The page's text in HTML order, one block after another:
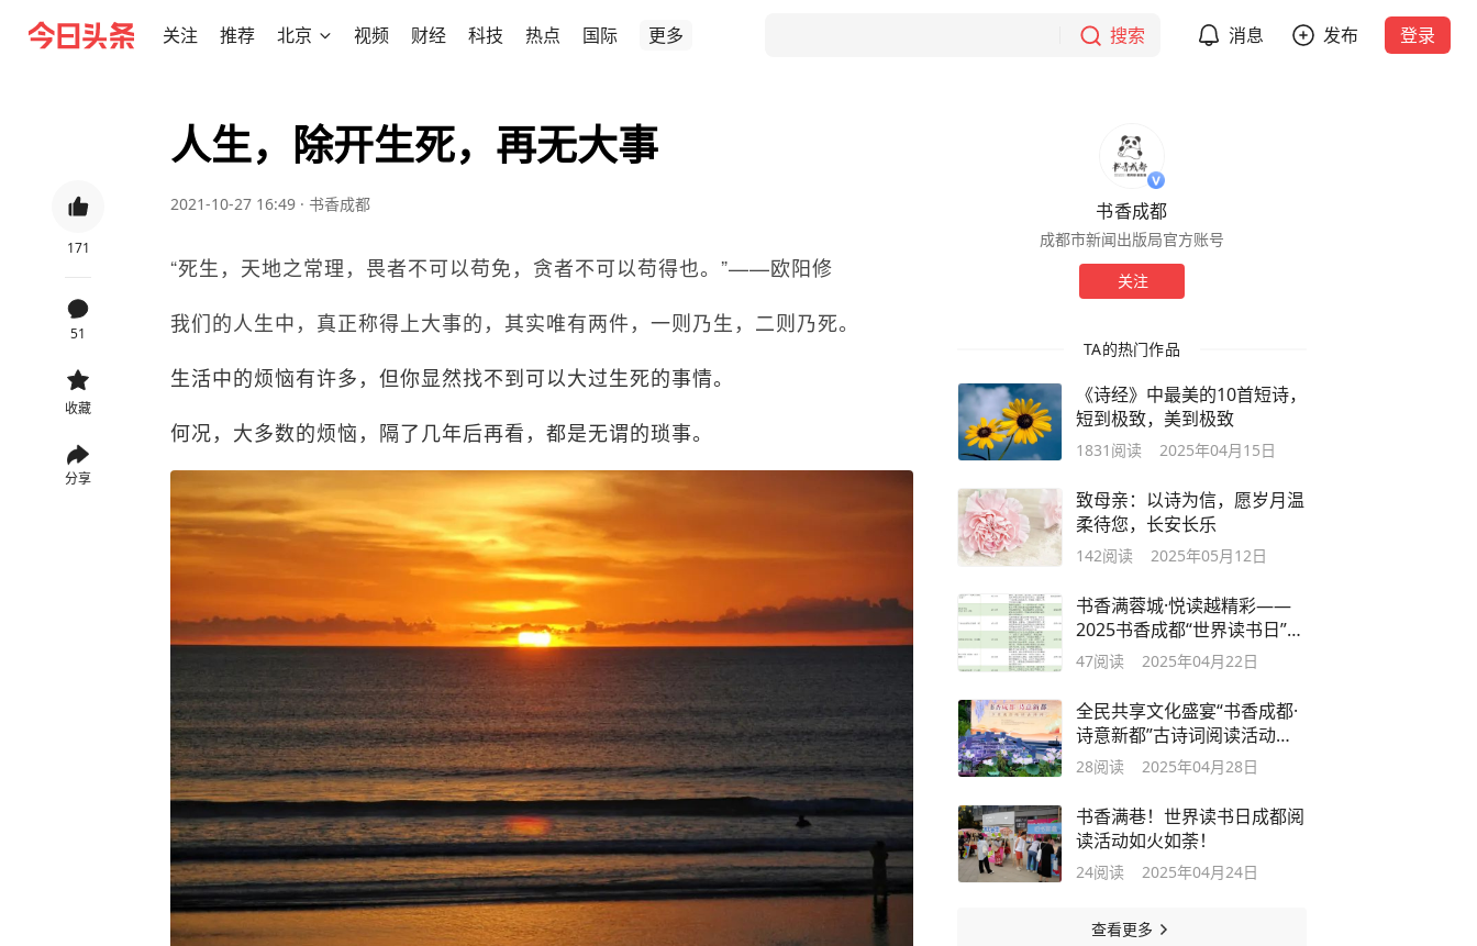
关注 推荐 北京 视频 财经 科技 热点 国际 更多 搜索 消息 发布 登录
171
51
收藏
分享
人生，除开生死，再无大事
2021-10-27 16:49 · 书香成都
“死生，天地之常理，畏者不可以苟免，贪者不可以苟得也。”——欧阳修
我们的人生中，真正称得上大事的，其实唯有两件，一则乃生，二则乃死。
生活中的烦恼有许多，但你显然找不到可以大过生死的事情。
何况，大多数的烦恼，隔了几年后再看，都是无谓的琐事。
书香成都
成都市新闻出版局官方账号
关注
TA的热门作品
《诗经》中最美的10首短诗，
短到极致，美到极致
1831 阅读 2025年04月15日
致母亲：以诗为信，愿岁月温
柔待您，长安长乐
142阅读 2025年05月12日
书香满蓉城·悦读越精彩——
2025书香成都“世界读书日”
200＋阅读活动指南请查收~
47阅读 2025年04月22日
全民共享文化盛宴“书香成都·
诗意新都”古诗词阅读活动举
行
28阅读 2025年04月28日
书香满巷！世界读书日成都阅
读活动如火如荼！
24阅读 2025年04月24日
查看更多